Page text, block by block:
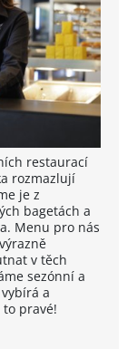
restaurací
rozmazlují
je z
bagetách a
Menu pro nás
v těch
sezónní a
a
pravé!